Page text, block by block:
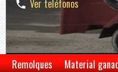
Ver teléfonos
Remolques Material